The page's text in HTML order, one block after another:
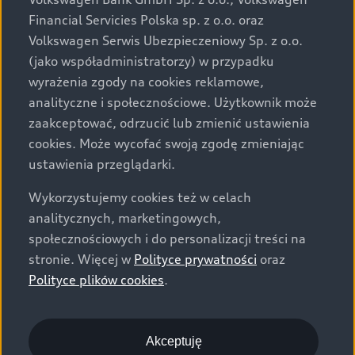
za dopłatą. Wiążące ustalenie ceny, wyposażenia i
specyfikacji pojazdu następują w umowie sprzedaży, a
określenie parametrów technicznych zawiera
świadectwo homologacji typu pojazdu. Zastrzegamy
sobie prawo do zmian i pomyłek. Wszelkie informacje
prezentowane na stronie są aktualne na dzień ich
zamieszczania. W celu uzyskania najnowszych
informacji prosimy kontaktować się z Partnerem Marki
Audi.
Wszystkie produkowane obecnie samochody marki Audi
są wykonywane z materiałów spełniających pod
względem możliwości odzysku i recyklingu wymagania
określone w normie ISO 22628 i są zgodne z
europejskimi świadectwami homologacji wydanymi wg
o.o. podlega obowiązkowi zapewnienia wszystkim
użytkownikom samochodów marki Volkswagen sieci
Financial Servicies Polska sp. z o.o. oraz
Volkswagen Serwis Ubezpieczeniowy Sp. z o.o.
(jako współadministratorzy) w przypadku
wyrażenia zgody na cookies reklamowe,
analityczne i społecznościowe. Użytkownik może
zaakceptować, odrzucić lub zmienić ustawienia
cookies. Może wycofać swoją zgodę zmieniając
ustawienia przeglądarki.
Wykorzystujemy cookies też w celach
analitycznych, marketingowych,
społecznościowych i do personalizacji treści na
stronie. Więcej w Polityce prywatności oraz
Polityce plików cookies.
Akceptuję